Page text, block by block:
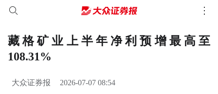
藏格矿业上半年净利预增最高至
108.31%
大众证券报 2026-07-07 08:54